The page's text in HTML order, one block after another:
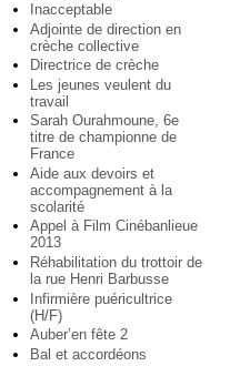
Inacceptable
Adjointe de direction en
crèche collective
Directrice de crèche
Les jeunes veulent du
travail
Sarah Ourahmoune, 6e
titre de championne de
France
Aide aux devoirs et
accompagnement à la
scolarité
Appel à Film Cinébanlieue
2013
Réhabilitation du trottoir de
la rue Henri Barbusse
Infirmière puéricultrice
(H/F)
Auber’en fête 2
Bal et accordéons